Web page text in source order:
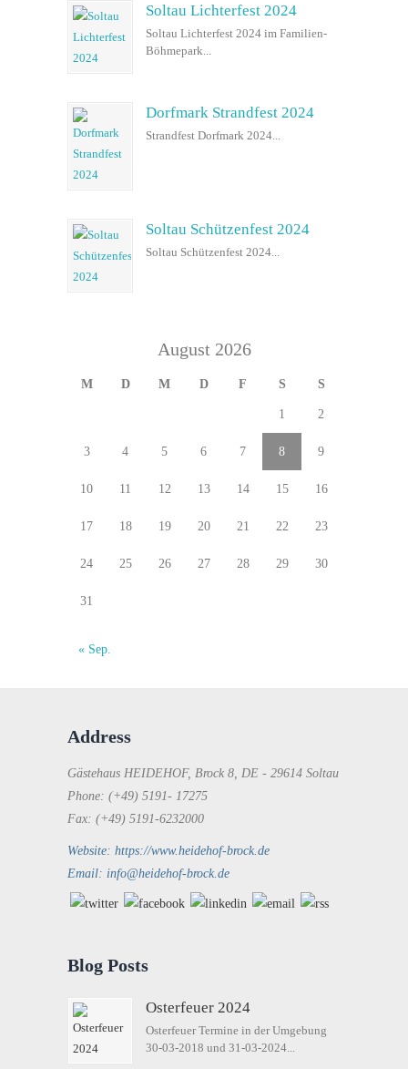
Soltau Lichterfest 2024
Soltau Lichterfest 2024 im Familien-
Böhmepark...
Dorfmark Strandfest 2024
Strandfest Dorfmark 2024...
Soltau Schützenfest 2024
Soltau Schützenfest 2024...
August 2026
M D M D F S S
1 2
3 4 5 6 7 8 9
10 11 12 13 14 15 16
17 18 19 20 21 22 23
24 25 26 27 28 29 30
31
« Sep.
Address
Gästehaus HEIDEHOF, Brock 8, DE - 29614 Soltau
Phone: (+49) 5191- 17275
Fax: (+49) 5191-6232000
Website: https://www.heidehof-brock.de
Email: info@heidehof-brock.de
Blog Posts
Osterfeuer 2024
Osterfeuer Termine in der Umgebung
30-03-2018 und 31-03-2024...